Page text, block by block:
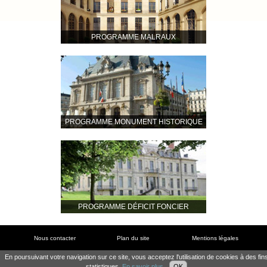
PROGRAMME MALRAUX
PROGRAMME MONUMENT HISTORIQUE
PROGRAMME DÉFICIT FONCIER
Nous contacter Plan du site Mentions légales
En poursuivant votre navigation sur ce site, vous acceptez l'utilisation de cookies à des